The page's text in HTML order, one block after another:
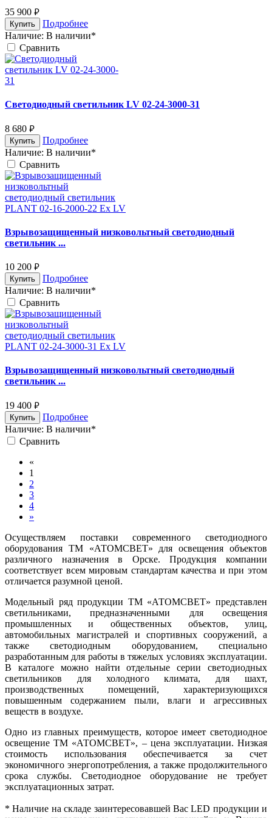
35 900 руб.
Купить
Подробнее
Наличие: В наличии*
Cравнить
Светодиодный светильник LV 02-24-3000-31
8 680 руб.
Купить
Подробнее
Наличие: В наличии*
Cравнить
Взрывозащищенный низковольтный светодиодный
светильник ...
10 200 руб.
Купить
Подробнее
Наличие: В наличии*
Cравнить
Взрывозащищенный низковольтный светодиодный
светильник ...
19 400 руб.
Купить
Подробнее
Наличие: В наличии*
Cравнить
«
1
2
3
4
»
Осуществляем поставки современного светодиодного
оборудования ТМ «АТОМСВЕТ» для освещения объектов
различного назначения в Орске. Продукция компании
соответствует всем мировым стандартам качества и при этом
отличается разумной ценой.
Модельный ряд продукции ТМ «АТОМСВЕТ» представлен
светильниками, предназначенными для освещения
промышленных и общественных объектов, улиц,
автомобильных магистралей и спортивных сооружений, а
также светодиодным оборудованием, специально
разработанным для работы в тяжелых условиях эксплуатации.
В каталоге можно найти отдельные серии светодиодных
светильников для холодного климата, для шахт,
производственных помещений, характеризующихся
повышенным содержанием пыли, влаги и агрессивных
веществ в воздухе.
Одно из главных преимуществ, которое имеет светодиодное
освещение ТМ «АТОМСВЕТ», – цена эксплуатации. Низкая
стоимость использования обеспечивается за счет
экономичного энергопотребления, а также продолжительного
срока службы. Светодиодное оборудование не требует
эксплуатационных затрат.
* Наличие на складе заинтересовавшей Вас LED продукции и